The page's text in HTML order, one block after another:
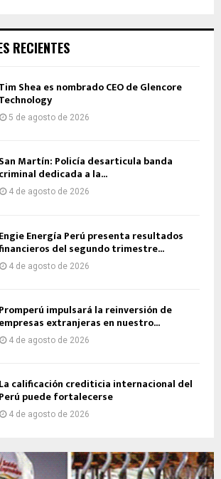
RECIENTES
Tim Shea es nombrado CEO de Glencore
Technology
5 de agosto de 2026
San Martín: Policía desarticula banda
criminal dedicada a la...
4 de agosto de 2026
Engie Energía Perú presenta resultados
del segundo trimestre...
4 de agosto de 2026
Promperú impulsará la reinversión de
empresas extranjeras en nuestro...
4 de agosto de 2026
La calificación crediticia internacional del
Perú puede fortalecerse
4 de agosto de 2026